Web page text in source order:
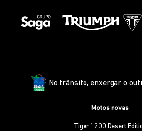
No trânsito, enxergar o
Motos novas
Tiger 1200 Desert